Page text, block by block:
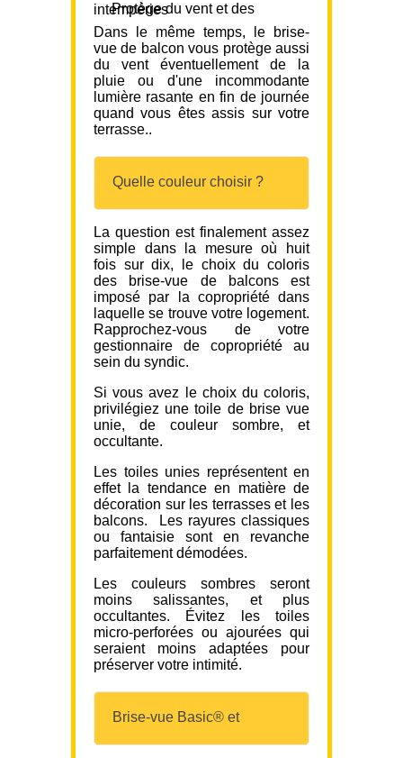
Protège du vent et des intempéries
Dans le même temps, le brise-
vue de balcon vous protège aussi
du vent éventuellement de la
pluie ou d'une incommodante
lumière rasante en fin de journée
quand vous êtes assis sur votre
terrasse..
Quelle couleur choisir ?
La question est finalement assez
simple dans la mesure où huit
fois sur dix, le choix du coloris
des brise-vue de balcons est
imposé par la copropriété dans
laquelle se trouve votre logement.
Rapprochez-vous de votre
gestionnaire de copropriété au
sein du syndic.
Si vous avez le choix du coloris,
privilégiez une toile de brise vue
unie, de couleur sombre, et
occultante.
Les toiles unies représentent en
effet la tendance en matière de
décoration sur les terrasses et les
balcons. Les rayures classiques
ou fantaisie sont en revanche
parfaitement démodées.
Les couleurs sombres seront
moins salissantes, et plus
occultantes. Évitez les toiles
micro-perforées ou ajourées qui
seraient moins adaptées pour
préserver votre intimité.
Brise-vue Basic® et